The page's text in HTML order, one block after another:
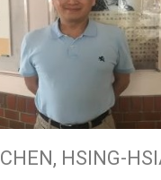
CHEN, HSING-